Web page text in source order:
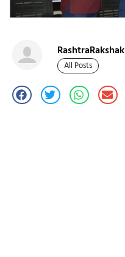
RashtraRakshak
All Posts